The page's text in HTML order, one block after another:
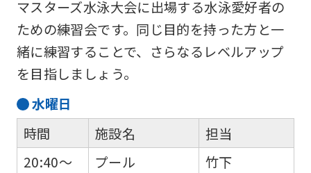
マスターズ水泳大会に出場する水泳愛好者の
ための練習会です。同じ目的を持った方と一
緒に練習することで、さらなるレベルアップ
を目指しましょう。
水曜日
時間
20:40～
施設名
プール
担当
竹下